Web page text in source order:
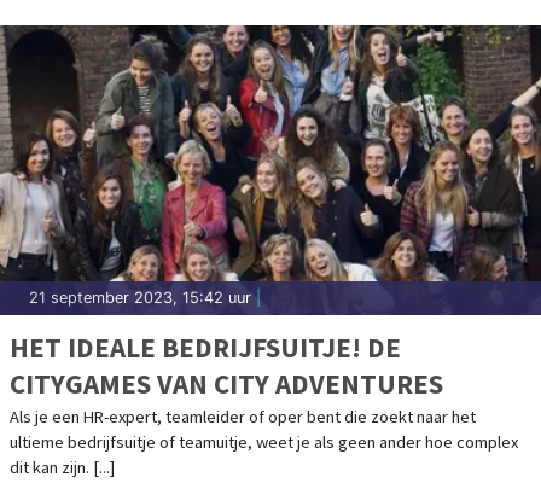
21 september 2023, 15:42 uur
HET IDEALE BEDRIJFSUITJE! DE
CITYGAMES VAN CITY ADVENTURES
Als je een HR-expert, teamleider of oper bent die zoekt naar het
ultieme bedrijfsuitje of teamuitje, weet je als geen ander hoe complex
dit kan zijn. [...]